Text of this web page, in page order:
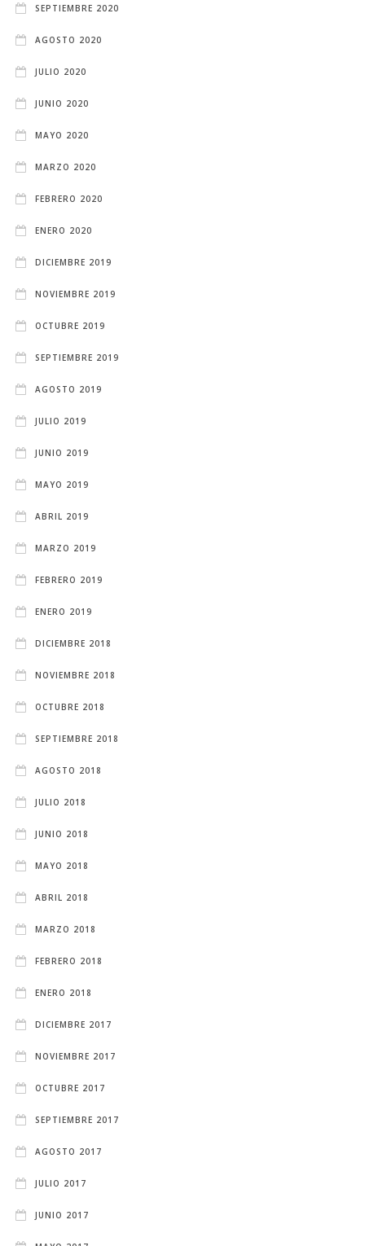
SEPTIEMBRE 2020
AGOSTO 2020
JULIO 2020
JUNIO 2020
MAYO 2020
MARZO 2020
FEBRERO 2020
ENERO 2020
DICIEMBRE 2019
NOVIEMBRE 2019
OCTUBRE 2019
SEPTIEMBRE 2019
AGOSTO 2019
JULIO 2019
JUNIO 2019
MAYO 2019
ABRIL 2019
MARZO 2019
FEBRERO 2019
ENERO 2019
DICIEMBRE 2018
NOVIEMBRE 2018
OCTUBRE 2018
SEPTIEMBRE 2018
AGOSTO 2018
JULIO 2018
JUNIO 2018
MAYO 2018
ABRIL 2018
MARZO 2018
FEBRERO 2018
ENERO 2018
DICIEMBRE 2017
NOVIEMBRE 2017
OCTUBRE 2017
SEPTIEMBRE 2017
AGOSTO 2017
JULIO 2017
JUNIO 2017